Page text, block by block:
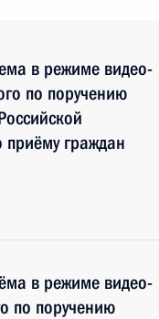
в режиме видео-
по поручению
граждан
в режиме видео-
по поручению